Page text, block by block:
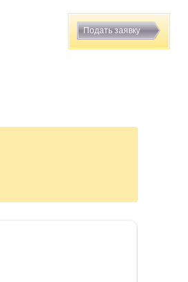
Подать заявку